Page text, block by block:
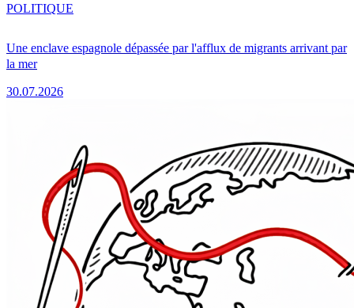
Une enclave espagnole dépassée par l'afflux de migrants arrivant par
la mer
30.07.2026
POLITIQUE